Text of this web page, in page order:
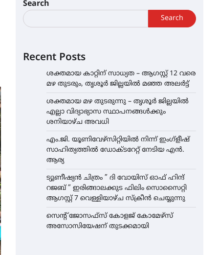
Search
Search
Recent Posts
ശക്തമായ കാറ്റിന് സാധ്യത – ആഗസ്റ്റ് 12 വരെ
മഴ തുടരും, തൃശൂർ ജില്ലയിൽ മഞ്ഞ അലർട്ട്
ശക്തമായ മഴ തുടരുന്നു – തൃശൂർ ജില്ലയിൽ
എല്ലാ വിദ്യാഭ്യാസ സ്ഥാപനങ്ങൾക്കും
ശനിയാഴ്ച അവധി
എം.ജി. യൂണിവേഴ്‌സിറ്റിയിൽ നിന്ന് ഇംഗ്ളീഷ്
സാഹിത്യത്തിൽ ഡോക്ടറേറ്റ് നേടിയ എൻ.
ആര്യ
ട്യുണീഷ്യൻ ചിത്രം ” ദി വോയിസ് ഓഫ് ഹിന്ദ്
റജബ് ” ഇരിങ്ങാലക്കുട ഫിലിം സൊസൈറ്റി
ആഗസ്റ്റ് 7 വെള്ളിയാഴ്ച സ്‌ക്രീൻ ചെയ്യുന്നു
സെന്റ് ജോസഫ്സ് കോളജ് കോമേഴ്‌സ്
അസോസിയേഷന് തുടക്കമായി